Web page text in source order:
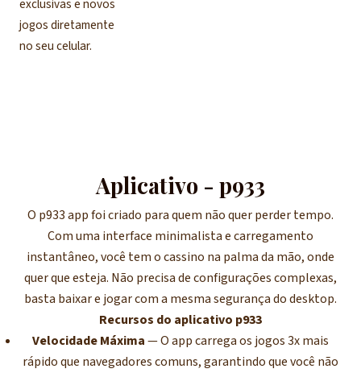
exclusivas e novos
jogos diretamente
no seu celular.
Aplicativo - p933
O p933 app foi criado para quem não quer perder tempo.
Com uma interface minimalista e carregamento
instantâneo, você tem o cassino na palma da mão, onde
quer que esteja. Não precisa de configurações complexas,
basta baixar e jogar com a mesma segurança do desktop.
Recursos do aplicativo p933
Velocidade Máxima— O app carrega os jogos 3x mais
rápido que navegadores comuns, garantindo que você não